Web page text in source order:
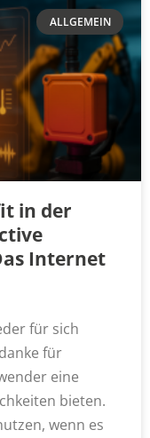
ALLGEMEIN
in der
Internet
für sich
für
eine
bieten.
wenn es